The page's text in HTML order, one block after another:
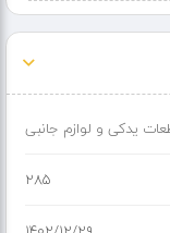
یدکی و لوازم جانبی
285